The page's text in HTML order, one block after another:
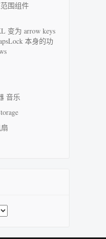
围组件
变为 arrow keys
本身的功
音乐